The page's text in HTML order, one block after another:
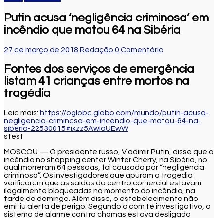
Putin acusa ‘negligência criminosa’ em
incêndio que matou 64 na Sibéria
27 de março de 2018 Redação 0 Comentário
Fontes dos serviços de emergência
listam 41 crianças entre mortos na
tragédia
Leia mais: https://oglobo.globo.com/mundo/putin-acusa-
negligencia-criminosa-em-incendio-que-matou-64-na-
siberia-22530015#ixzz5AwlaUEwW
stest
MOSCOU — O presidente russo, Vladimir Putin, disse que o
incêndio no shopping center Winter Cherry, na Sibéria, no
qual morreram 64 pessoas, foi causado por “negligência
criminosa”. Os investigadores que apuram a tragédia
verificaram que as saídas do centro comercial estavam
ilegalmente bloqueadas no momento do incêndio, na
tarde do domingo. Além disso, o estabelecimento não
emitiu alerta de perigo. Segundo o comitê investigativo, o
sistema de alarme contra chamas estava desligado